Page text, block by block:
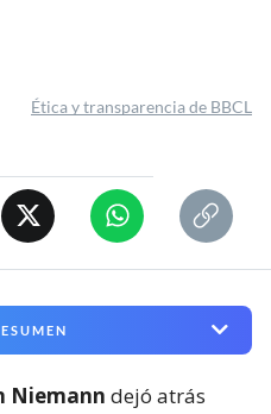
Ética y transparencia de BBCL
Niemann dejó atrás